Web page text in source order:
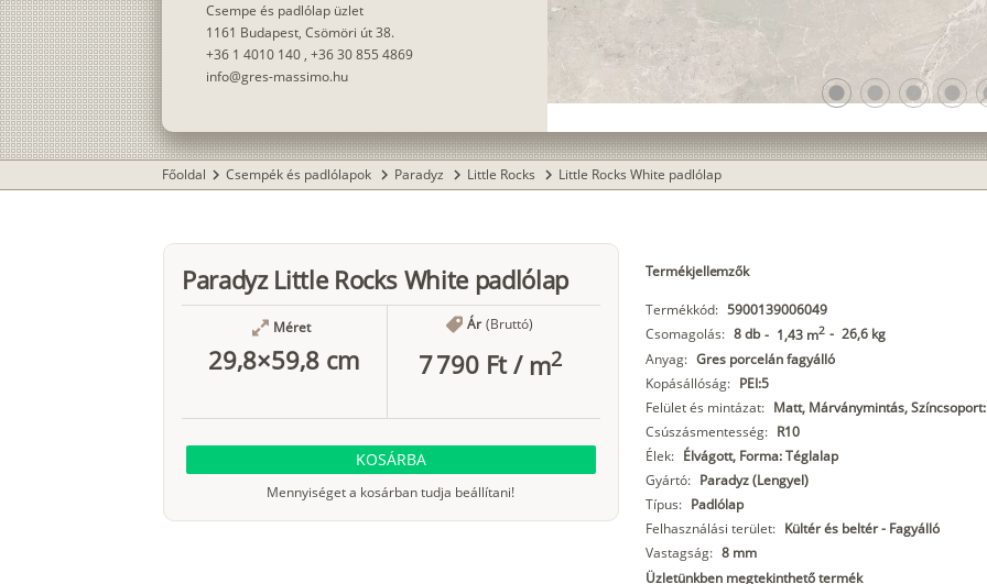
Csempe és padlólap üzlet
1161 Budapest, Csömöri út 38.
+36 1 4010 140 , +36 30 855 4869
info@gres-massimo.hu
lens
lens lens lens
Főoldal chevron_right Csempék és padlólapok chevron_right Paradyz chevron_right Little Rocks chevron_right Little Rocks White padlólap
Paradyz Little Rocks White padlólap
Méret
29,8×59,8 cm
Ár (Bruttó)
7 790 Ft/ m2
KOSÁRBA
Mennyiséget a kosárban tudja beállítani!
Termékjellemzők
Termékkód: 5900139006049
Csomagolás: 8 db - 1,43 m2 - 26,6 kg
Anyag: Gres porcelán fagyálló
Kopásállóság: PEI:5
Felület és mintázat: Matt, Márványmintás,
Csúszásmentesség: R10
Élek: Élvágott, Forma: Téglalap
Gyártó: Paradyz (Lengyel)
Típus: Padlólap
Felhasználási terület: Kültér és beltér - Fagyálló
Vastagság: 8 mm
Üzletünkben megtekinthető termék